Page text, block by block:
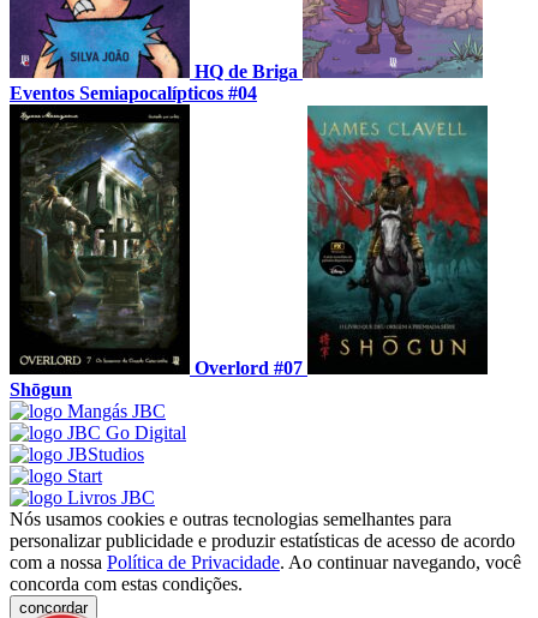
HQ de Briga
Eventos Semiapocalípticos #04
Overlord #07
Shōgun
Nós usamos cookies e outras tecnologias semelhantes para
personalizar publicidade e produzir estatísticas de acesso de acordo
com a nossa Política de Privacidade. Ao continuar navegando, você
concorda com estas condições.
concordar